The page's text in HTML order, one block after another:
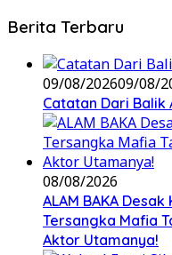
Berita Terbaru
09/08/202609/08/
Catatan Dari Balik
08/08/2026
ALAM BAKA
Tersangka Mafia
Aktor Utamanya!